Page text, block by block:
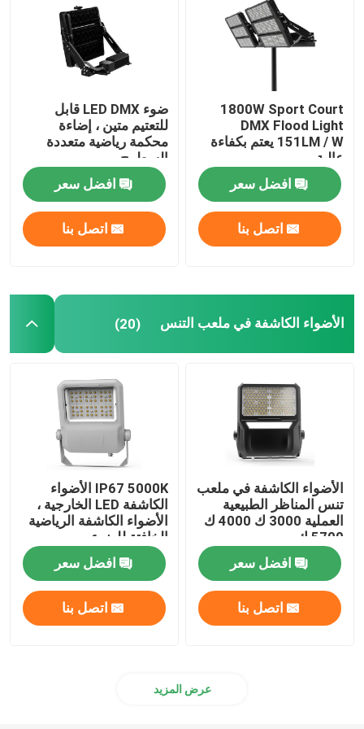
ضوء الفيضانات DMX
الأضواء الكاشفة في ملعب التنس
مصابيح الشوارع LED الخارجية
أضواء سبوت LED خارجية
مصابيح LED عالية الصاري
أضواء LED الخطية عالية خليج
مصابيح المناطق الخارجية
1800W Sport Court
DMX Flood Light
151LM / W يعتم بكفاءة
عالية
افضل سعر
اتصل بنا
ضوء LED DMX قابل
للتعتيم متين ، إضاءة
محكمة رياضية متعددة
السطوح
افضل سعر
اتصل بنا
الأضواء الكاشفة في ملعب التنس (20)
الأضواء الكاشفة في ملعب
تنس المناظر الطبيعية
العملية 3000 ك 4000 ك
5700 ك
افضل سعر
اتصل بنا
IP67 5000K الأضواء
الكاشفة LED الخارجية ،
الأضواء الكاشفة الرياضية
الخافتة للضوء
افضل سعر
اتصل بنا
عرض المزيد